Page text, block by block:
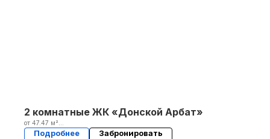
2 комнатные ЖК «Донской Арбат»
от 47.47 м²
2 кв. 2025
Подробнее Забронировать